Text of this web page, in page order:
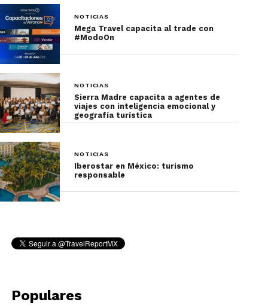
NOTICIAS
Mega Travel capacita al trade con
#ModoOn
NOTICIAS
Sierra Madre capacita a agentes de
viajes con inteligencia emocional y
geografía turística
NOTICIAS
Iberostar en México: turismo
responsable
Populares